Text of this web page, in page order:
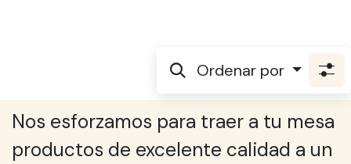
Ordenar por
Nos esforzamos para traer a tu mesa
productos de excelente calidad a un